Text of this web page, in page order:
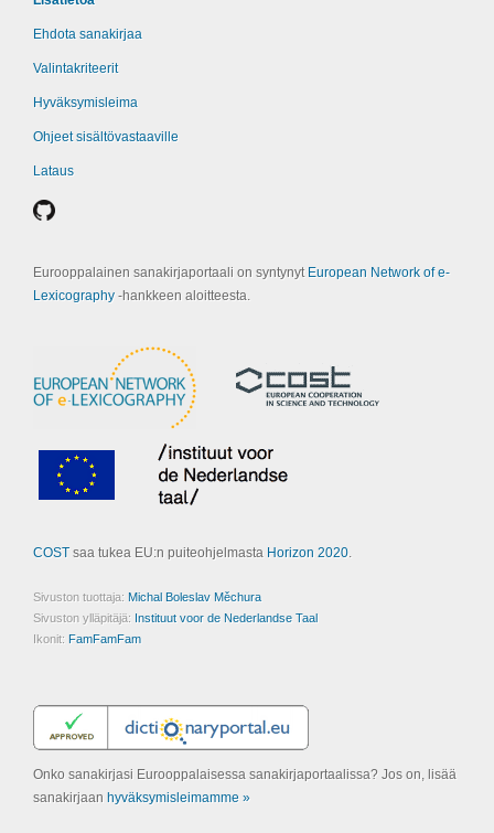
Ehdota sanakirjaa
Valintakriteerit
Hyväksymisleima
Ohjeet sisältövastaaville
Lataus
Eurooppalainen sanakirjaportaali on syntynyt European Network of e-
Lexicography ‑hankkeen aloitteesta.
COSTsaa tukea EU:n puiteohjelmasta Horizon 2020.
Sivuston tuottaja: Michal Boleslav Měchura
Sivuston ylläpitäjä: Instituut voor de Nederlandse Taal
Ikonit: FamFamFam
Onko sanakirjasi Eurooppalaisessa sanakirjaportaalissa? Jos on, lisää
sanakirjaan hyväksymisleimamme »